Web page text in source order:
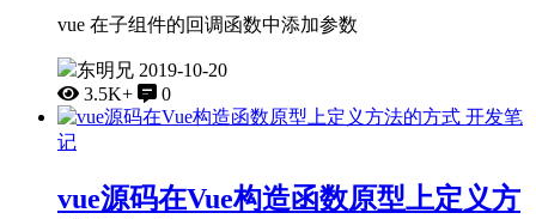
vue 在子组件的回调函数中添加参数
东明兄 2019-10-20
3.5K+
0
开发笔
记
vue源码在Vue构造函数原型上定义方